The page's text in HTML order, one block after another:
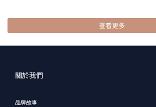
查看更多
關於我們
品牌故事